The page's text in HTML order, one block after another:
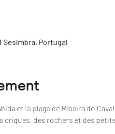
Sesimbra, Portugal
et la plage de Ribeira do
criques, des rochers et des